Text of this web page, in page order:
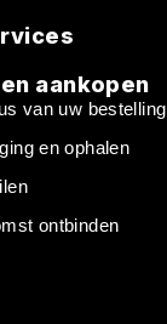
aankopen
van uw bestelling
en ophalen
ontbinden